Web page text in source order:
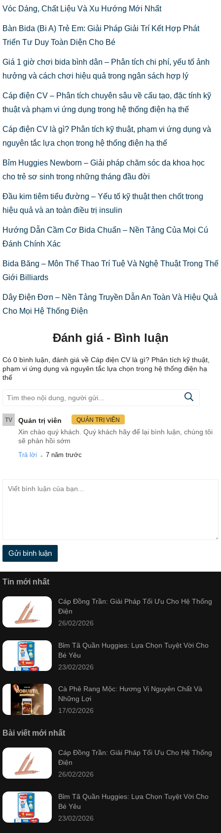
Vóc Dáng, Chất Liệu Và Xu Hướng Mới Nhất
Bàn Bida (Bi A) Trẻ Em: Giải Pháp Giải Trí Kết Hợp Phát
Triển Tư Duy Toàn Diện Cho Bé
Giá 1 giờ chơi bida bình dân – Phân tích chi phí, yếu tố ảnh
hưởng và cách chơi hiệu quả trong ngân sách hợp lý
Cáp điện CV – Phân tích chuyên sâu về cấu tạo, đặc tính kỹ
thuật và phạm vi ứng dụng trong hệ thống điện hạ thế
Cáp điện CV là gì? Phân tích kỹ thuật, phạm vi ứng dụng và
nguyên tắc lựa chọn trong hệ thống điện hạ thế
Bỉm Huggies Newborn – Giải pháp chăm sóc da khoa học
cho trẻ sơ sinh trong những tháng đầu đời
Đầu kim tiêm tiểu đường – Yếu tố kỹ thuật then chốt trong
hiệu quả và an toàn điều trị insulin
Hướng Dẫn Cầm Cơ Bida Chuẩn – Nền Tảng Của Mọi Cú
Đánh Chính Xác
Bida Băng – Môn Thể Thao Trí Tuệ Và Nghệ Thuật Trong Thế
Giới Billiards
Dây Điện Đơn – Nền Tảng Truyền Dẫn An Toàn Và Hiệu Quả
Cho Mọi Hệ Thống Điện
Đánh giá - Bình luận
Có 0 bình luận, đánh giá về Cáp điện CV là gì? Phân tích kỹ thuật,
phạm vi ứng dụng và nguyên tắc lựa chọn trong hệ thống điện hạ
thế
TV Quản trị viên QUẢN TRỊ VIÊN
Xin chào quý khách. Quý khách hãy để lại bình luận, chúng tôi
sẽ phản hồi sớm
Trả lời . 7 năm trước
Gửi bình luận
Tin mới nhất
Cáp Đồng Trần: Giải Pháp Tối Ưu Cho Hệ Thống
Điện
26/02/2026
Bỉm Tã Quần Huggies: Lựa Chọn Tuyệt Vời Cho
Bé Yêu
23/02/2026
Cà Phê Rang Mộc: Hương Vị Nguyên Chất Và
Những Lợi
17/02/2026
Bài viết mới nhất
Cáp Đồng Trần: Giải Pháp Tối Ưu Cho Hệ Thống
Điện
26/02/2026
Bỉm Tã Quần Huggies: Lựa Chọn Tuyệt Vời Cho
Bé Yêu
23/02/2026